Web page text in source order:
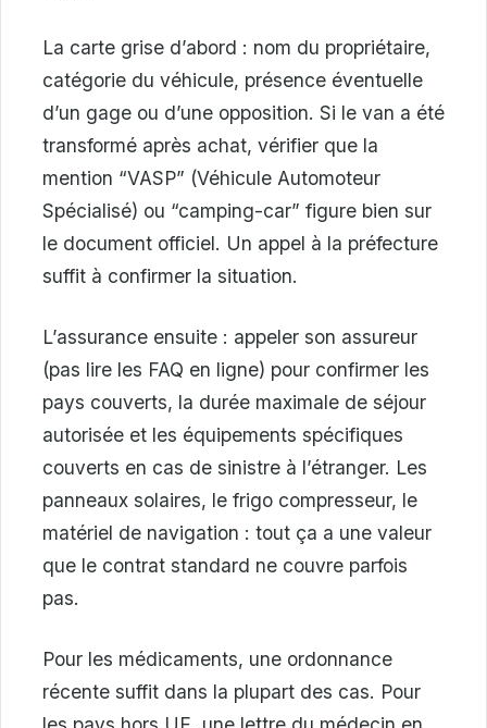
La carte grise d’abord : nom du propriétaire,
catégorie du véhicule, présence éventuelle
d’un gage ou d’une opposition. Si le van a été
transformé après achat, vérifier que la
mention “VASP” (Véhicule Automoteur
Spécialisé) ou “camping-car” figure bien sur
le document officiel. Un appel à la préfecture
suffit à confirmer la situation.
L’assurance ensuite : appeler son assureur
(pas lire les FAQ en ligne) pour confirmer les
pays couverts, la durée maximale de séjour
autorisée et les équipements spécifiques
couverts en cas de sinistre à l’étranger. Les
panneaux solaires, le frigo compresseur, le
matériel de navigation : tout ça a une valeur
que le contrat standard ne couvre parfois
pas.
Pour les médicaments, une ordonnance
récente suffit dans la plupart des cas. Pour